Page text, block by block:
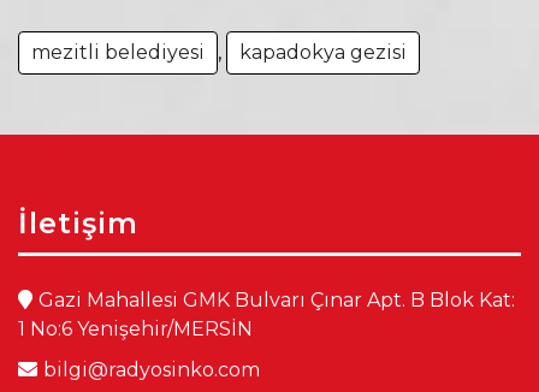
mezitli belediyesi , kapadokya gezisi
İletişim
Gazi Mahallesi GMK Bulvarı Çınar Apt. B Blok Kat:
1 No:6 Yenişehir/MERSİN
bilgi@radyosinko.com